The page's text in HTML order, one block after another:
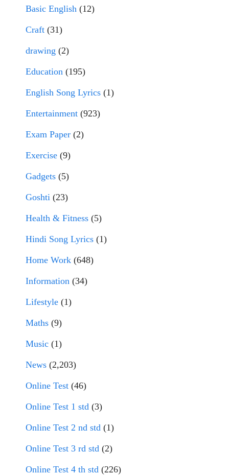
Basic English (12)
Craft (31)
drawing (2)
Education (195)
English Song Lyrics (1)
Entertainment (923)
Exam Paper (2)
Exercise (9)
Gadgets (5)
Goshti (23)
Health & Fitness (5)
Hindi Song Lyrics (1)
Home Work (648)
Information (34)
Lifestyle (1)
Maths (9)
Music (1)
News (2,203)
Online Test (46)
Online Test 1 std (3)
Online Test 2 nd std (1)
Online Test 3 rd std (2)
Online Test 4 th std (226)